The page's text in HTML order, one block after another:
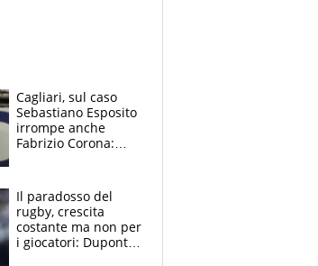
Cagliari, sul caso
Sebastiano Esposito
irrompe anche
Fabrizio Corona:
prove”
Il paradosso del
rugby, crescita
costante ma non per
i giocatori: Dupont